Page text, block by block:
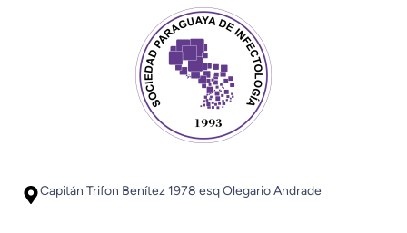
Capitán Trifon Benítez 1978 esq Olegario Andrade